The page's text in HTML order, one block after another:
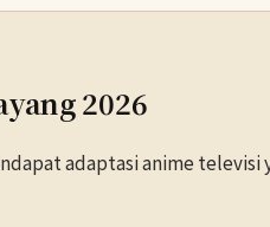
2026
adaptasi anime televisi